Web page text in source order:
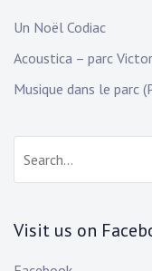
Un Noël Codiac
Acoustica – parc
Musique dans le parc
Visit us on